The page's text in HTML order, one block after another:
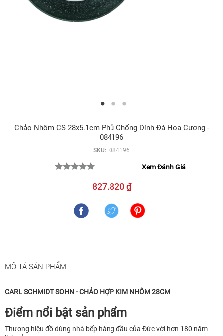
Chảo Nhôm CS 28x5.1cm Phủ Chống Dính Đá Hoa Cương -
084196
SKU: 084196
Xem Đánh Giá
827.820 ₫
MÔ TẢ SẢN PHẨM
CARL SCHMIDT SOHN - CHẢO HỢP KIM NHÔM 28CM
Điểm nổi bật sản phẩm
Thương hiệu đồ dùng nhà bếp hàng đầu của Đức với hơn 180 năm